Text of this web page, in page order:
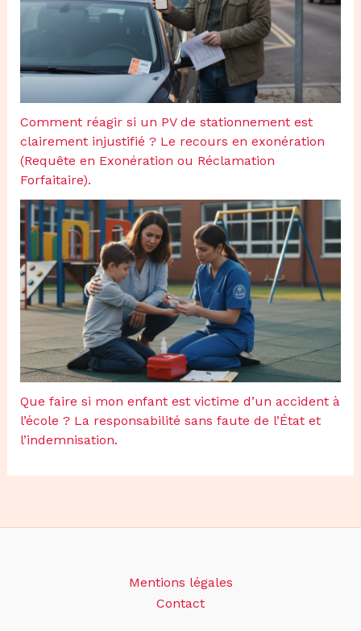
Comment réagir si un PV de stationnement est
clairement injustifié ? Le recours en exonération
(Requête en Exonération ou Réclamation
Forfaitaire).
Que faire si mon enfant est victime d’un accident à
l’école ? La responsabilité sans faute de l’État et
l’indemnisation.
Mentions légales
Contact